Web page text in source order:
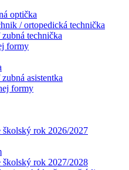
optička
/ ortopedická technička
technička
formy
asistentka
formy
školský rok 2026/2027
školský rok 2027/2028